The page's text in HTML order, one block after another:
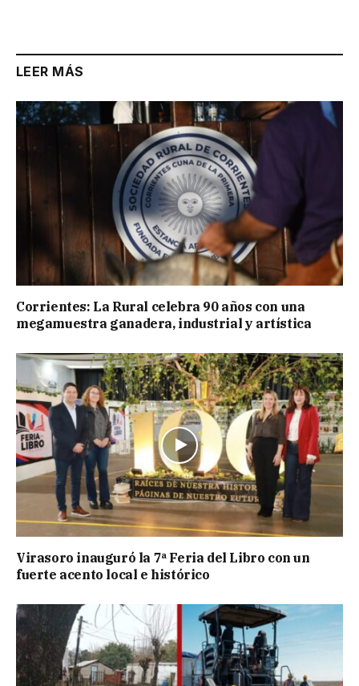
LEER MÁS
Corrientes: La Rural celebra 90 años con una
megamuestra ganadera, industrial y artística
Virasoro inauguró la 7ª Feria del Libro con un
fuerte acento local e histórico